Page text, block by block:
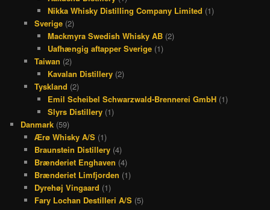
Nikka Whisky Distilling Company Limited (1)
Sverige(2)
Mackmyra Swedish Whisky AB (2)
Uafhængig aftapper Sverige (1)
Taiwan (2)
Kavalan Distillery (2)
Tyskland (2)
Emil Scheibel Schwarzwald-Brennerei GmbH (1)
Slyrs Distillery (1)
Danmark (59)
Ærø Whisky A/S(1)
Braunstein Distillery(4)
Brænderiet Enghaven (4)
Brænderiet Limfjorden (1)
Dyrehøj Vingaard (1)
Fary Lochan Destilleri A/S(5)